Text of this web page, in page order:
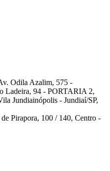
Odila Azalim, 575 -
Ladeira, 94 - PORTARIA 2,
Jundiainópolis - Jundiaí/SP,
Pirapora, 100 / 140, Centro -